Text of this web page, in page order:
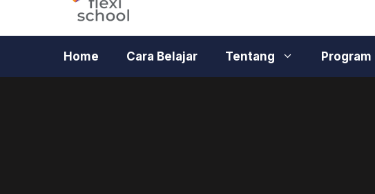
Home Cara Belajar Tentang Program